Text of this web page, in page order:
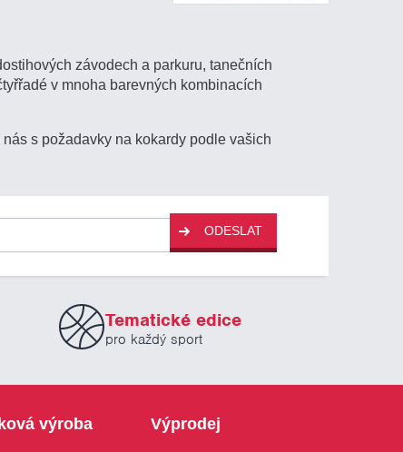
závodech a parkuru, tanečních
v mnoha barevných kombinacích
s požadavky na kokardy podle vašich
ODESLAT
Tematické edice
pro každý sport
výroba Výprodej